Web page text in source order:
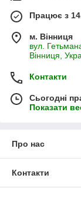
Працює з
м. Вінниця
вул.
Вінниця,
Контакти
Сьогодні
Показати
Про нас
Контакти